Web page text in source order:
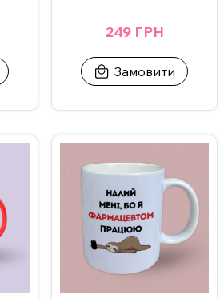
249 ГРН
Замовити